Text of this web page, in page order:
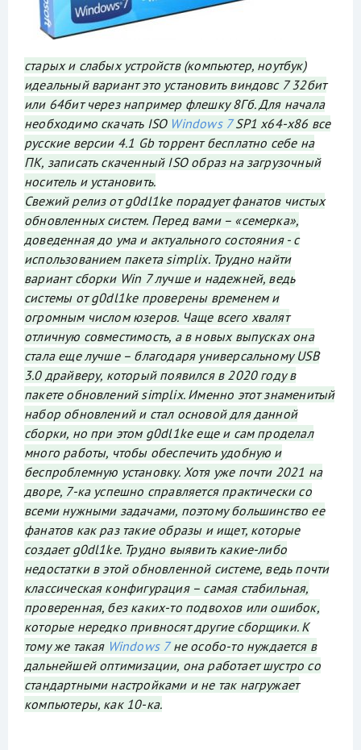
старых и слабых устройств (компьютер, ноутбук)
идеальный вариант это установить виндовс 7 32бит
или 64бит через например флешку 8Гб. Для начала
необходимо скачать ISO Windows 7SP1 x64-x86 все
русские версии 4.1 Gb торрент бесплатно себе на
ПК, записать скаченный ISO образ на загрузочный
носитель и установить.
Свежий релиз от g0dl1ke порадует фанатов чистых
обновленных систем. Перед вами – «семерка»,
доведенная до ума и актуального состояния - с
использованием пакета simplix. Трудно найти
вариант сборки Win 7 лучше и надежней, ведь
системы от g0dl1ke проверены временем и
огромным числом юзеров. Чаще всего хвалят
отличную совместимость, а в новых выпусках она
стала еще лучше – благодаря универсальному USB
3.0 драйверу, который появился в 2020 году в
пакете обновлений simplix. Именно этот знаменитый
набор обновлений и стал основой для данной
сборки, но при этом g0dl1ke еще и сам проделал
много работы, чтобы обеспечить удобную и
беспроблемную установку. Хотя уже почти 2021 на
дворе, 7-ка успешно справляется практически со
всеми нужными задачами, поэтому большинство ее
фанатов как раз такие образы и ищет, которые
создает g0dl1ke. Трудно выявить какие-либо
недостатки в этой обновленной системе, ведь почти
классическая конфигурация – самая стабильная,
проверенная, без каких-то подвохов или ошибок,
которые нередко привносят другие сборщики. К
тому же такая Windows 7не особо-то нуждается в
дальнейшей оптимизации, она работает шустро со
стандартными настройками и не так нагружает
компьютеры, как 10-ка.